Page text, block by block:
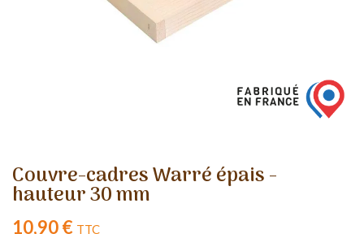
Couvre-cadres Warré épais -
hauteur 30 mm
10,90 € TTC